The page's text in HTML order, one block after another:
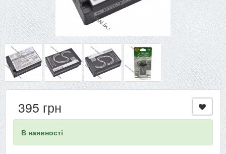
395 грн
В наявності